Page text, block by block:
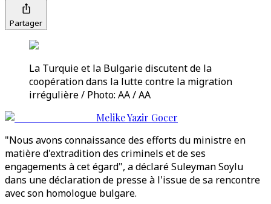
Partager
La Turquie et la Bulgarie discutent de la
coopération dans la lutte contre la migration
irrégulière / Photo: AA / AA
Melike Yazir Gocer
"Nous avons connaissance des efforts du ministre en
matière d'extradition des criminels et de ses
engagements à cet égard", a déclaré Suleyman Soylu
dans une déclaration de presse à l'issue de sa rencontre
avec son homologue bulgare.